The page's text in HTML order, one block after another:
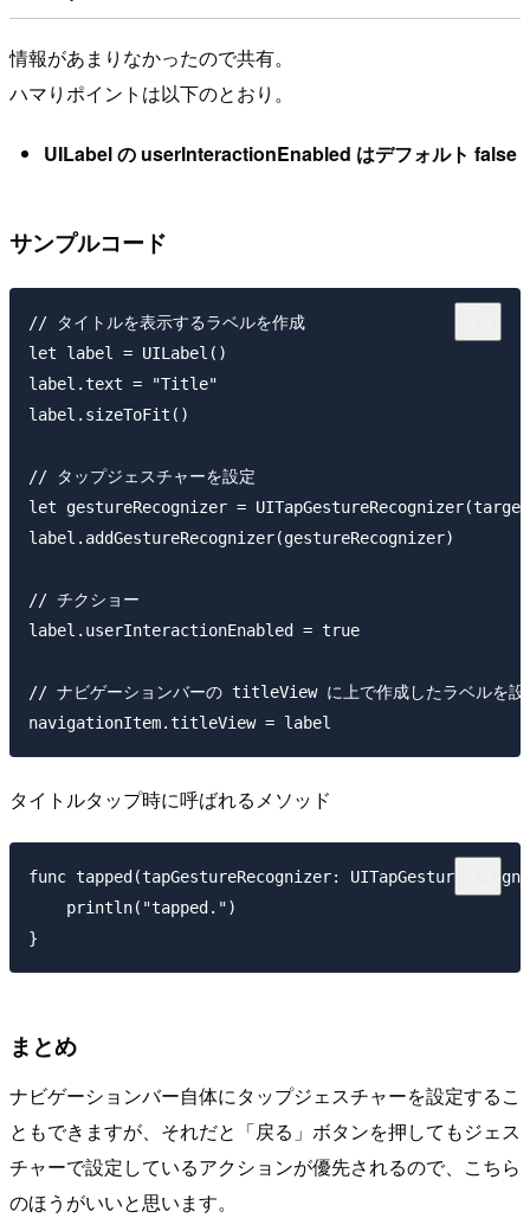
情報があまりなかったので共有。
ハマりポイントは以下のとおり。
UILabel の userInteractionEnabled はデフォルト false
サンプルコード
// タイトルを表示するラベルを作成
let label = UILabel()
label.text = "Title"
label.sizeToFit()
// タップジェスチャーを設定
let gestureRecognizer =
label.addGestureRecognizer(gestureRecognizer)
// チクショー
label.userInteractionEnabled = true
// ナビゲーションバーの titleView に上で作成したラベルを設
タイトルタップ時に呼ばれるメソッド
func tapped(tapGestureRecognizer:
    println("tapped.")
まとめ
ナビゲーションバー自体にタップジェスチャーを設定するこ
ともできますが、それだと「戻る」ボタンを押してもジェス
チャーで設定しているアクションが優先されるので、こちら
のほうがいいと思います。